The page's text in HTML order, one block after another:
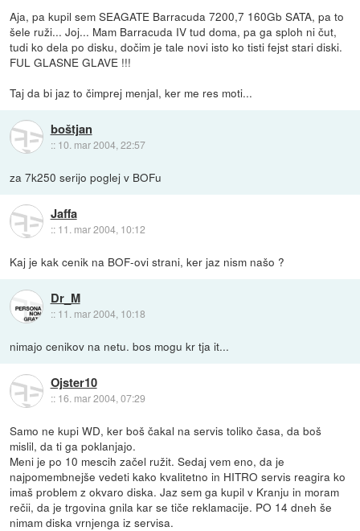
Aja, pa kupil sem SEAGATE Barracuda 7200,7 160Gb SATA, pa to
šele ruži... Joj... Mam Barracuda IV tud doma, pa ga sploh ni čut,
tudi ko dela po disku, dočim je tale novi isto ko tisti fejst stari diski.
FUL GLASNE GLAVE !!!
Taj da bi jaz to čimprej menjal, ker me res moti...
boštjan
:: 10. mar 2004, 22:57
za 7k250 serijo poglej v BOFu
Jaffa
:: 11. mar 2004, 10:12
Kaj je kak cenik na BOF-ovi strani, ker jaz nism našo ?
Dr_M
:: 11. mar 2004, 10:18
nimajo cenikov na netu. bos mogu kr tja it...
Ojster10
:: 16. mar 2004, 07:29
Samo ne kupi WD, ker boš čakal na servis toliko časa, da boš
mislil, da ti ga poklanjajo.
Meni je po 10 mescih začel ružit. Sedaj vem eno, da je
najpomembnejše vedeti kako kvalitetno in HITRO servis reagira ko
imaš problem z okvaro diska. Jaz sem ga kupil v Kranju in moram
rečii, da je trgovina gnila kar se tiče reklamacije. PO 14 dneh še
nimam diska vrnjenga iz servisa.